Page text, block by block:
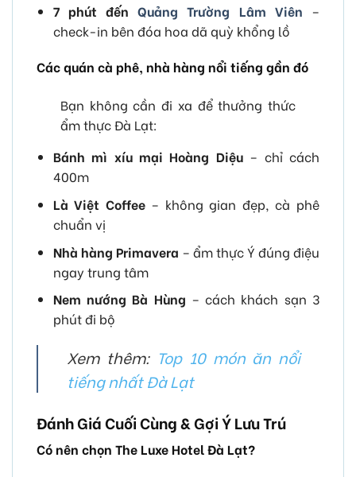
7 phút đếnQuảng Trường Lâm Viên –
check-in bên đóa hoa dã quỳ khổng lồ
Các quán cà phê, nhà hàng nổi tiếng gần đó
Bạn không cần đi xa để thưởng thức
ẩm thực Đà Lạt:
Bánh mì xíu mại Hoàng Diệu– chỉ cách
400m
Là Việt Coffee– không gian đẹp, cà phê
chuẩn vị
Nhà hàng Primavera – ẩm thực Ý đúng điệu
ngay trung tâm
Nem nướng Bà Hùng – cách khách sạn 3
phút đi bộ
Xem thêm: Top 10 món ăn nổi
tiếng nhất Đà Lạt
Đánh Giá Cuối Cùng & Gợi Ý Lưu Trú
Có nên chọn The Luxe Hotel Đà Lạt?